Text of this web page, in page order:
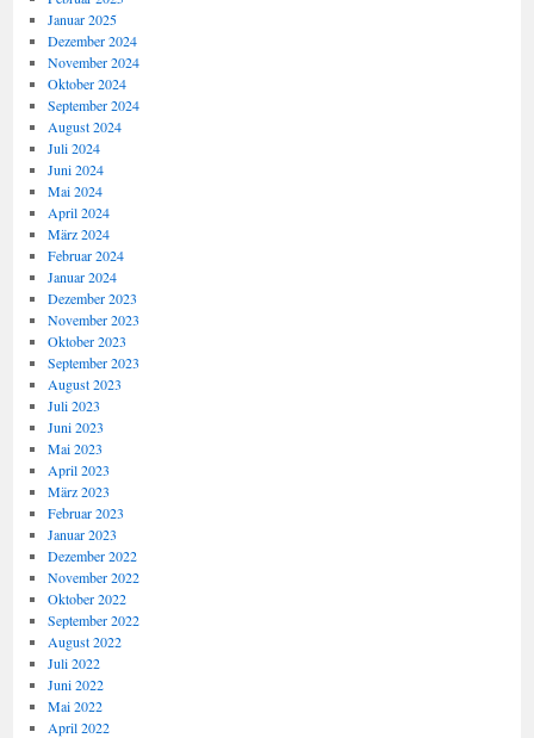
Januar 2025
Dezember 2024
November 2024
Oktober 2024
September 2024
August 2024
Juli 2024
Juni 2024
Mai 2024
April 2024
März 2024
Februar 2024
Januar 2024
Dezember 2023
November 2023
Oktober 2023
September 2023
August 2023
Juli 2023
Juni 2023
Mai 2023
April 2023
März 2023
Februar 2023
Januar 2023
Dezember 2022
November 2022
Oktober 2022
September 2022
August 2022
Juli 2022
Juni 2022
Mai 2022
April 2022